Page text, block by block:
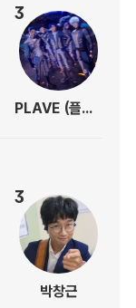
3
PLAVE (플레이브)
3
박창근